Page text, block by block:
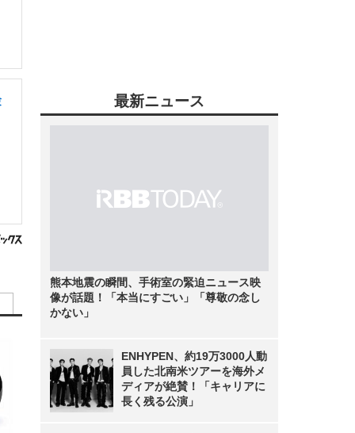
最新ニュース
熊本地震の瞬間、手術室の緊迫ニュース映
像が話題！「本当にすごい」「尊敬の念し
かない」
ENHYPEN、約19万3000人動
員した北南米ツアーを海外メ
ディアが絶賛！「キャリアに
長く残る公演」